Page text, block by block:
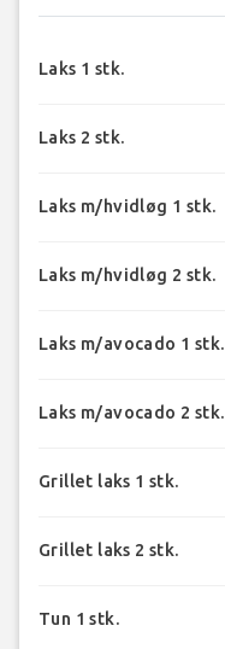
Laks 1 stk.
Laks 2 stk.
Laks m/hvidløg 1 stk.
Laks m/hvidløg 2 stk.
Laks m/avocado 1 stk.
Laks m/avocado 2 stk.
Grillet laks 1 stk.
Grillet laks 2 stk.
Tun 1 stk.